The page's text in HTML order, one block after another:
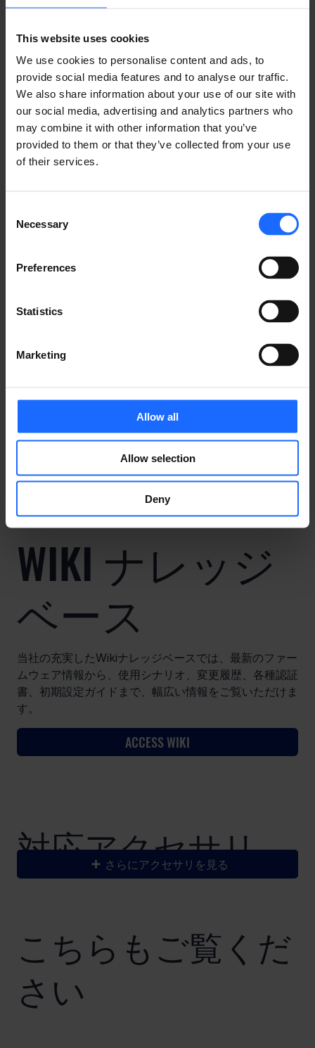
This website uses cookies
We use cookies to personalise content and ads, to
provide social media features and to analyse our traffic.
We also share information about your use of our site with
our social media, advertising and analytics partners who
may combine it with other information that you’ve
provided to them or that they’ve collected from your use
of their services.
Selection
Necessary
Preferences
Statistics
Marketing
Allow all
Allow selection
Deny
​システム
RMSの詳細
​事例
テルトニカ・ネットワークス製品が、さまざまな業界の
ださい。
事例集
WIKI ナレッジ
ベース
当社の充実したWikiナレッジベースでは、最新のファー
ムウェア情報から、使用シナリオ、変更履歴、各種認証
書、初期設定ガイドまで、幅広い情報をご覧いただけま
す。
ACCESS WIKI
​対応アクセサリ
さらにアクセサリを見る
こちらもご覧くだ
さい